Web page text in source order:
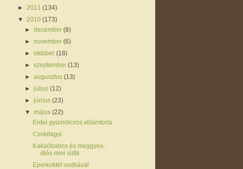
► 2011 (134)
▼ 2010 (173)
►december(8)
►november(6)
►október(18)
►szeptember(13)
►augusztus(13)
►július(12)
►június(23)
▼május(22)
Erdei gyümölcsös villámtorta
Csokifagyi
Kakaóbabos és meggyes-
diós mini sütik
Eperkoktél vodkával